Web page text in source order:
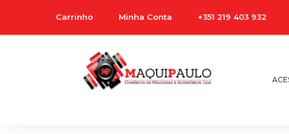
Carrinho Minha Conta +351 219 403 932